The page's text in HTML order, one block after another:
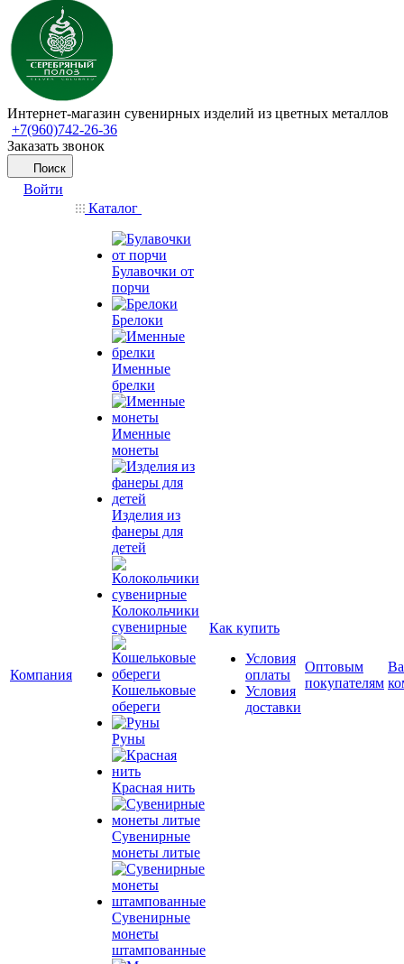
Интернет-магазин сувенирных изделий из цветных металлов
+7(960)742-26-36
Заказать звонок
Поиск
Войти
Компания
Каталог
Булавочки от
порчи
Брелоки
Именные
брелки
Именные
монеты
Изделия из
фанеры для
детей
Колокольчики
сувенирные
Кошельковые
обереги
Руны
Красная нить
Сувенирные
монеты литые
Сувенирные
монеты
штампованные
Как купить
Условия
оплаты
Условия
доставки
Оптовым
покупателям